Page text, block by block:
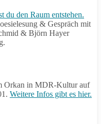
du den Raum entstehen.
& Gespräch mit
& Björn Hayer
Orkan in MDR-Kultur auf
Weitere Infos gibt es hier.